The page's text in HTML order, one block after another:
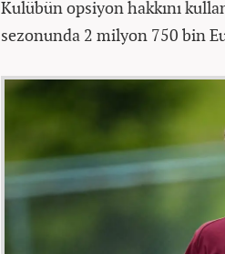
Kulübün opsiyon hakkını
sezonunda 2 milyon 750 bin